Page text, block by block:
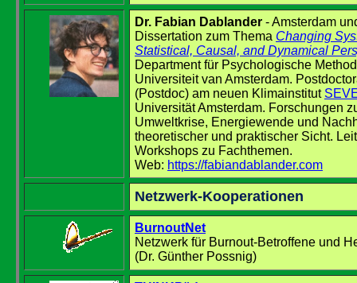
Dr. Fabian Dablander - Amsterdam
Dissertation zum Thema Changing
Statistical, Causal, and Dynamical
Department für Psychologische
Universiteit van Amsterdam.
(Postdoc) am neuen Klimainstitut
Universität Amsterdam. Forschungen
Umweltkrise, Energiewende und
theoretischer und praktischer Sicht.
Workshops zu Fachthemen.
Web: https://fabiandablander.com
Netzwerk-Kooperationen
BurnoutNet
Netzwerk für Burnout-Betroffene und
(Dr. Günther Possnig)